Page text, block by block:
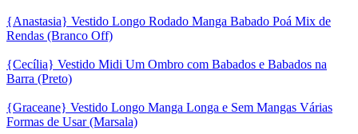
{Anastasia} Vestido Longo Rodado Manga Babado Poá Mix de
Rendas (Branco Off)
{Cecília} Vestido Midi Um Ombro com Babados e Babados na
Barra (Preto)
{Graceane} Vestido Longo Manga Longa e Sem Mangas Várias
Formas de Usar (Marsala)